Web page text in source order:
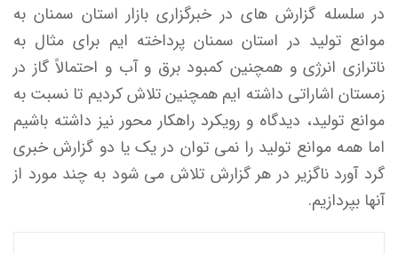
در سلسله گزارش های در خبرگزاری بازار استان سمنان به
موانع تولید در استان سمنان پرداخته ایم برای مثال به
ناترازی انرژی و همچنین کمبود برق و آب و احتمالاً گاز در
زمستان اشاراتی داشته ایم همچنین تلاش کردیم تا نسبت به
موانع تولید، دیدگاه و رویکرد راهکار محور نیز داشته باشیم
اما همه موانع تولید را نمی توان در یک یا دو گزارش خبری
گرد آورد ناگزیر در هر گزارش تلاش می شود به چند مورد از
آنها بپردازیم.